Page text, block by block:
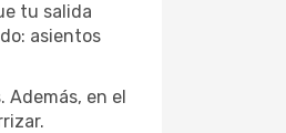
tu salida
asientos
Además, en el